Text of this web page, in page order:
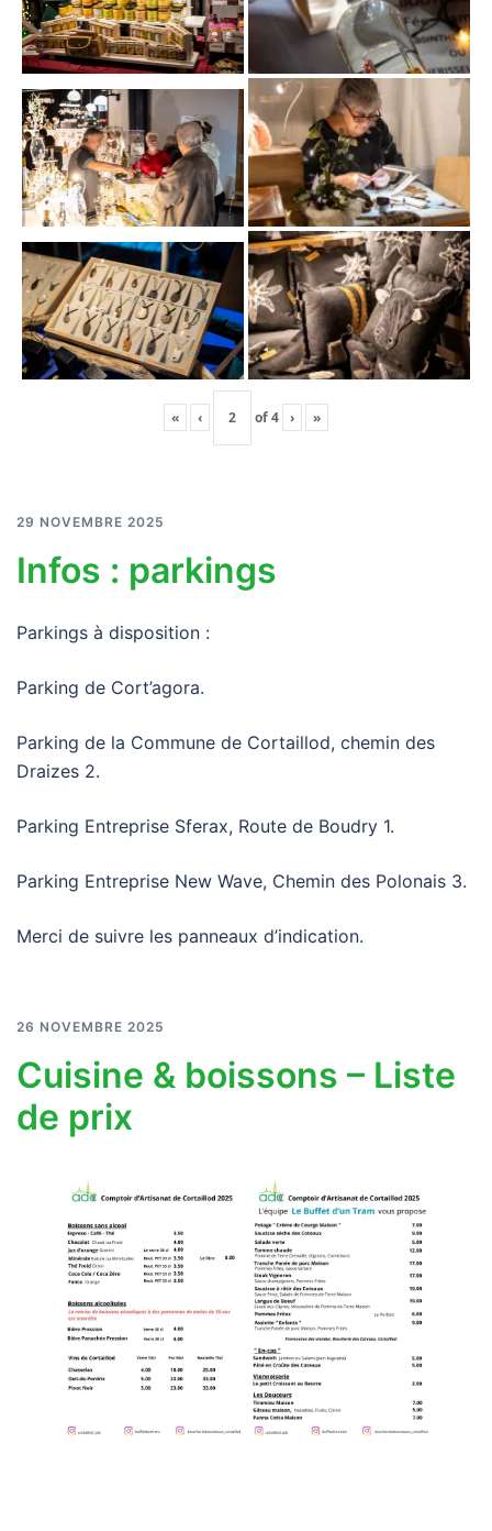
« ‹ of4 › »
29 NOVEMBRE 2025
Infos : parkings
Parkings à disposition :
Parking de Cort’agora.
Parking de la Commune de Cortaillod, chemin des
Draizes 2.
Parking Entreprise Sferax, Route de Boudry 1.
Parking Entreprise New Wave, Chemin des Polonais 3.
Merci de suivre les panneaux d’indication.
26 NOVEMBRE 2025
Cuisine & boissons – Liste
de prix